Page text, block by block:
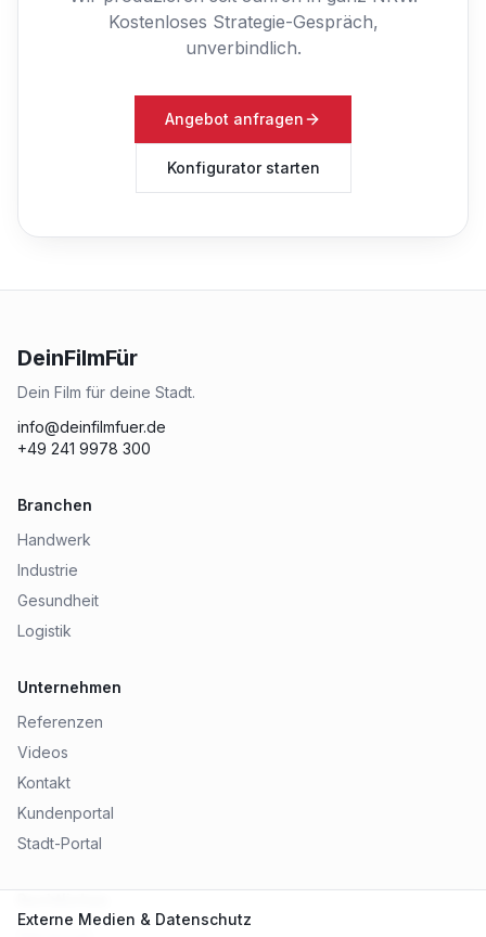
Kostenloses Strategie-Gespräch,
unverbindlich.
Angebot anfragen
Konfigurator starten
DeinFilmFür
Dein Film für deine Stadt.
info@deinfilmfuer.de
+49 241 9978 300
Branchen
Handwerk
Industrie
Gesundheit
Logistik
Unternehmen
Referenzen
Videos
Kontakt
Kundenportal
Stadt-Portal
Externe Medien & Datenschutz